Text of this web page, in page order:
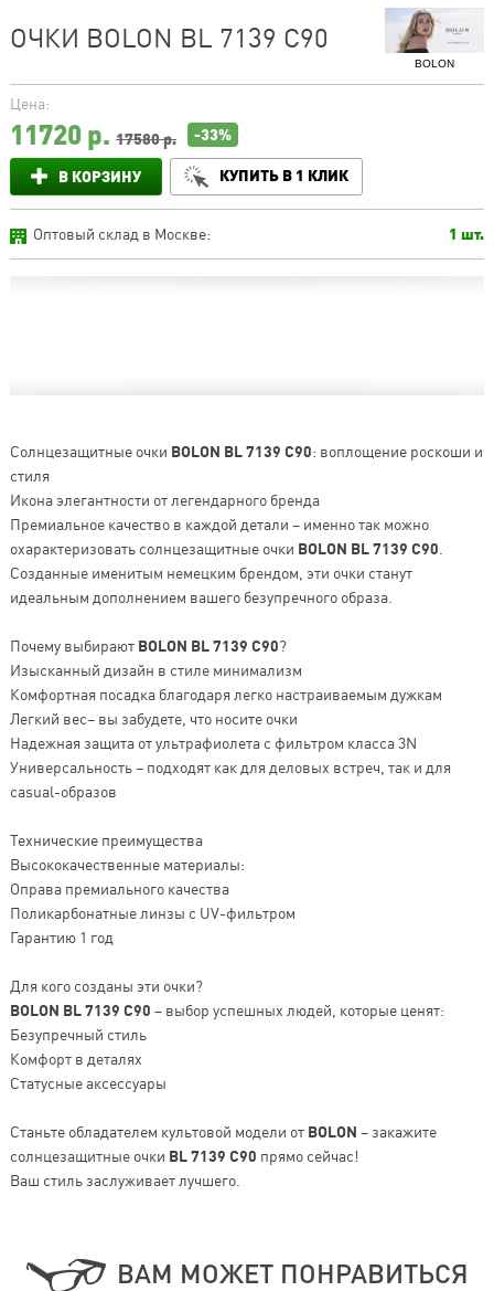
BOLON
ОЧКИ BOLON BL 7139 C90
Цена:
11720р. 17580 р. -33%
В КОРЗИНУ КУПИТЬ В 1 КЛИК
Оптовый склад в Москве: 1 шт.
Солнцезащитные очки BOLON BL 7139 C90: воплощение роскоши и
стиля
Икона элегантности от легендарного бренда
Премиальное качество в каждой детали – именно так можно
охарактеризовать солнцезащитные очки BOLON BL 7139 C90
Созданные именитым немецким брендом, эти очки станут
идеальным дополнением вашего безупречного образа.
Почему выбирают BOLON BL 7139 C90?
Изысканный дизайн в стиле минимализм
Комфортная посадка благодаря легко настраиваемым дужкам
Легкий вес– вы забудете, что носите очки
Надежная защита от ультрафиолета с фильтром класса 3N
Универсальность – подходят как для деловых встреч, так и для
casual-образов
Технические преимущества
Высококачественные материалы:
Оправа премиального качества
Поликарбонатные линзы с UV-фильтром
Гарантию 1 год
Для кого созданы эти очки?
BOLON BL 7139 C90 – выбор успешных людей, которые ценят:
Безупречный стиль
Комфорт в деталях
Статусные аксессуары
Станьте обладателем культовой модели от BOLON – закажите
солнцезащитные очки BL 7139 C90 прямо сейчас!
Ваш стиль заслуживает лучшего.
ВАМ МОЖЕТ ПОНРАВИТЬСЯ